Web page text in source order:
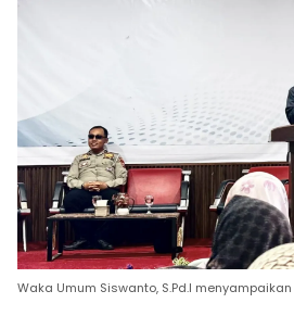
Waka Umum Siswanto, S.Pd.I